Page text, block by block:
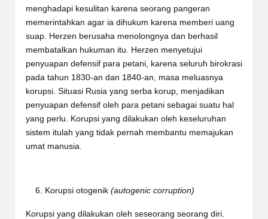
menghadapi kesulitan karena seorang pangeran
memerintahkan agar ia dihukum karena memberi uang
suap. Herzen berusaha menolongnya dan berhasil
membatalkan hukuman itu. Herzen menyetujui
penyuapan defensif para petani, karena seluruh birokrasi
pada tahun 1830-an dan 1840-an, masa meluasnya
korupsi. Situasi Rusia yang serba korup, menjadikan
penyuapan defensif oleh para petani sebagai suatu hal
yang perlu. Korupsi yang dilakukan oleh keseluruhan
sistem itulah yang tidak pernah membantu memajukan
umat manusia.
Korupsi otogenik (autogenic corruption)
Korupsi yang dilakukan oleh seseorang seorang diri.